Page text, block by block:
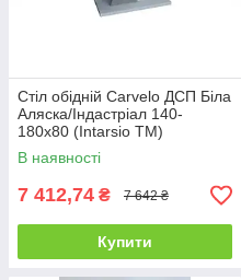
Стіл обідній Carvelo ДСП Біла
Аляска/Індастріал 140-
180х80 (Intarsio TM)
В наявності
7 412,74 ₴ 7 642 ₴
Купити